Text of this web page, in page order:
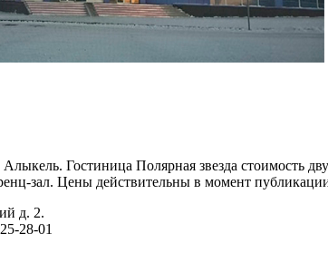
Гостиница Полярная звезда стоимость
зал. Цены действительны в момент
д. 2.
28-01